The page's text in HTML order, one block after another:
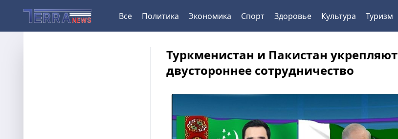
Все Политика Экономика Спорт Здоровье Культура Туризм
Туркменистан и Пакистан укрепляют
двустороннее сотрудничество